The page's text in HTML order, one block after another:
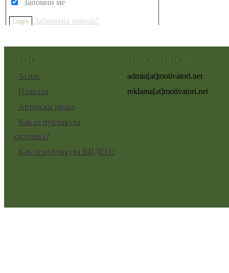
Запомни ме
Забравена парола?
ВАЖНО:
За нас
Правила
Авторски права
Как се публикува
картинка?
Как се публикува ВИДЕО?
ЗА ВРЪЗКА С НАС:
admin[at]motivatori.net
reklama[at]motivatori.net